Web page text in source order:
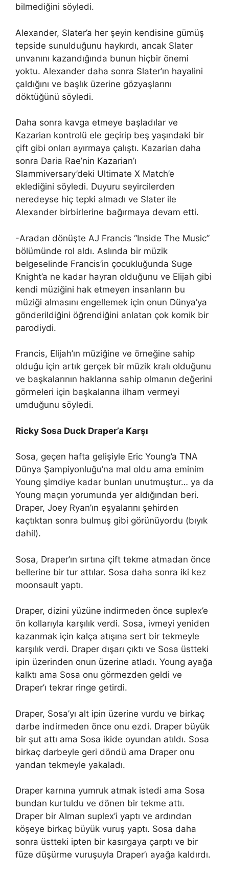
bilmediğini söyledi.
Alexander, Slater’a her şeyin kendisine gümüş
tepside sunulduğunu haykırdı, ancak Slater
unvanını kazandığında bunun hiçbir önemi
yoktu. Alexander daha sonra Slater’ın hayalini
çaldığını ve başlık üzerine gözyaşlarını
döktüğünü söyledi.
Daha sonra kavga etmeye başladılar ve
Kazarian kontrolü ele geçirip beş yaşındaki bir
çift gibi onları ayırmaya çalıştı. Kazarian daha
sonra Daria Rae’nin Kazarian’ı
Slammiversary’deki Ultimate X Match’e
eklediğini söyledi. Duyuru seyircilerden
neredeyse hiç tepki almadı ve Slater ile
Alexander birbirlerine bağırmaya devam etti.
-Aradan dönüşte AJ Francis “Inside The Music”
bölümünde rol aldı. Aslında bir müzik
belgeselinde Francis’in çocukluğunda Suge
Knight’a ne kadar hayran olduğunu ve Elijah gibi
kendi müziğini hak etmeyen insanların bu
müziği almasını engellemek için onun Dünya’ya
gönderildiğini öğrendiğini anlatan çok komik bir
parodiydi.
Francis, Elijah’ın müziğine ve örneğine sahip
olduğu için artık gerçek bir müzik kralı olduğunu
ve başkalarının haklarına sahip olmanın değerini
görmeleri için başkalarına ilham vermeyi
umduğunu söyledi.
Ricky Sosa Duck Draper’a Karşı
Sosa, geçen hafta gelişiyle Eric Young’a TNA
Dünya Şampiyonluğu’na mal oldu ama eminim
Young şimdiye kadar bunları unutmuştur… ya da
Young maçın yorumunda yer aldığından beri.
Draper, Joey Ryan’ın eşyalarını şehirden
kaçtıktan sonra bulmuş gibi görünüyordu (bıyık
dahil).
Sosa, Draper’ın sırtına çift tekme atmadan önce
bellerine bir tur attılar. Sosa daha sonra iki kez
moonsault yaptı.
Draper, dizini yüzüne indirmeden önce suplex’e
ön kollarıyla karşılık verdi. Sosa, ivmeyi yeniden
kazanmak için kalça atışına sert bir tekmeyle
karşılık verdi. Draper dışarı çıktı ve Sosa üstteki
ipin üzerinden onun üzerine atladı. Young ayağa
kalktı ama Sosa onu görmezden geldi ve
Draper’ı tekrar ringe getirdi.
Draper, Sosa’yı alt ipin üzerine vurdu ve birkaç
darbe indirmeden önce onu ezdi. Draper büyük
bir şut attı ama Sosa ikide oyundan atıldı. Sosa
birkaç darbeyle geri döndü ama Draper onu
yandan tekmeyle yakaladı.
Draper karnına yumruk atmak istedi ama Sosa
bundan kurtuldu ve dönen bir tekme attı.
Draper bir Alman suplex’i yaptı ve ardından
köşeye birkaç büyük vuruş yaptı. Sosa daha
sonra üstteki ipten bir kasırgaya çarptı ve bir
füze düşürme vuruşuyla Draper’ı ayağa kaldırdı.